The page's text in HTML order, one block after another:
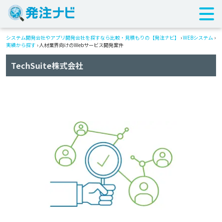
システム開発会社やアプリ開発会社を探すなら比較・見積もりの【発注ナビ】 ›WEBシステム ›
実績から探す ›人材業界向けのWebサービス開発案件
TechSuite株式会社